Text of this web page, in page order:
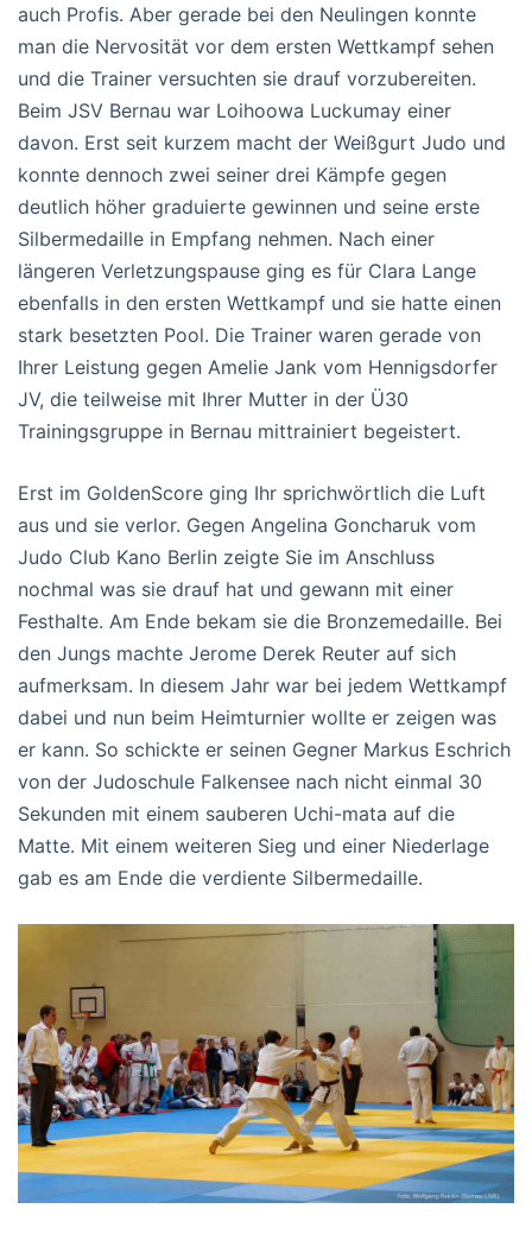
auch Profis. Aber gerade bei den Neulingen konnte
man die Nervosität vor dem ersten Wettkampf sehen
und die Trainer versuchten sie drauf vorzubereiten.
Beim JSV Bernau war Loihoowa Luckumay einer
davon. Erst seit kurzem macht der Weißgurt Judo und
konnte dennoch zwei seiner drei Kämpfe gegen
deutlich höher graduierte gewinnen und seine erste
Silbermedaille in Empfang nehmen. Nach einer
längeren Verletzungspause ging es für Clara Lange
ebenfalls in den ersten Wettkampf und sie hatte einen
stark besetzten Pool. Die Trainer waren gerade von
Ihrer Leistung gegen Amelie Jank vom Hennigsdorfer
JV, die teilweise mit Ihrer Mutter in der Ü30
Trainingsgruppe in Bernau mittrainiert begeistert.
Erst im GoldenScore ging Ihr sprichwörtlich die Luft
aus und sie verlor. Gegen Angelina Goncharuk vom
Judo Club Kano Berlin zeigte Sie im Anschluss
nochmal was sie drauf hat und gewann mit einer
Festhalte. Am Ende bekam sie die Bronzemedaille. Bei
den Jungs machte Jerome Derek Reuter auf sich
aufmerksam. In diesem Jahr war bei jedem Wettkampf
dabei und nun beim Heimturnier wollte er zeigen was
er kann. So schickte er seinen Gegner Markus Eschrich
von der Judoschule Falkensee nach nicht einmal 30
Sekunden mit einem sauberen Uchi-mata auf die
Matte. Mit einem weiteren Sieg und einer Niederlage
gab es am Ende die verdiente Silbermedaille.